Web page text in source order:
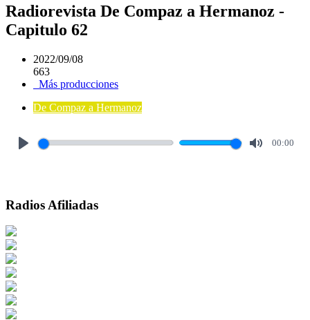
Radiorevista De Compaz a Hermanoz -
Capitulo 62
2022/09/08
663
Más producciones
De Compaz a Hermanoz
00:00
Radios Afiliadas